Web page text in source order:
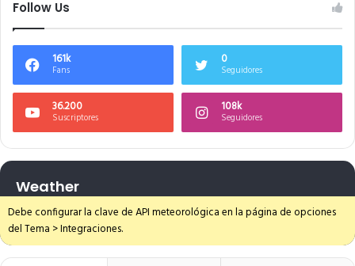
Follow Us
161k
Fans
0
Seguidores
36.200
Suscriptores
108k
Seguidores
Weather
Debe configurar la clave de API meteorológica en la página de opciones
del Tema > Integraciones.